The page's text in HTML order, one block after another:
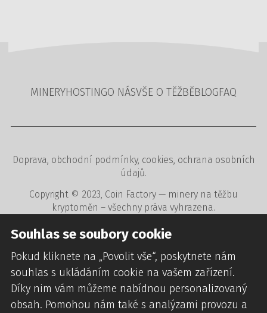
MINERYHOSTINGO NÁSVŠE O TĚŽBĚBLOGFAQ
Doprava, obchodní podmínky, cookies, ochrana osobních
údajů.
Copyright © 2023, Coin Factory — minery na těžbu
kryptoměn – všechny práva vyhrazena.
Tvorba www stránek
redakční a rezervační systémy
webdesign digitální agentura CREATION.CZ
Souhlas se soubory cookie
Pokud kliknete na „Povolit vše“, poskytnete nám
souhlas s ukládáním cookie na vašem zařízení.
Díky nim vám můžeme nabídnou personalizovaný
obsah. Pomohou nám také s analýzami provozu a